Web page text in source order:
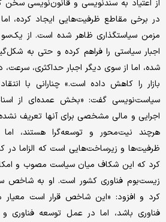
از اعتیاد به سندنویسی و قانون‌نویسی سخن
در برخی مقاطع ظرفیت‌هایی ایجاد کرده،
مزمن سیاستگذاری ظاهر شده است. از یک‌سو
اجبار سیاستی را فراهم کرده و حتی به
شده، اما از سوی دیگر اجبار حداکثری،
بازار را کاهش داده است.» چنارانی با
سیاست‌نویسی گفت: «بخش عمده‌ای از
اجرایی و مالی مشخصی برای آنها تعریف
هرچند نیت‌محور و توسعه‌گرا هستند، اما
ظرفیت‌ها و زیرساخت‌هایی است که الزاما در
کرد که این شکاف میان سیاست مصوب و
زیست‌بوم فناوری کشور است. او به شاخص
کرد و افزود: «این شاخص قرار است
فناوری باشد، اما در عمل توسعه فناوری